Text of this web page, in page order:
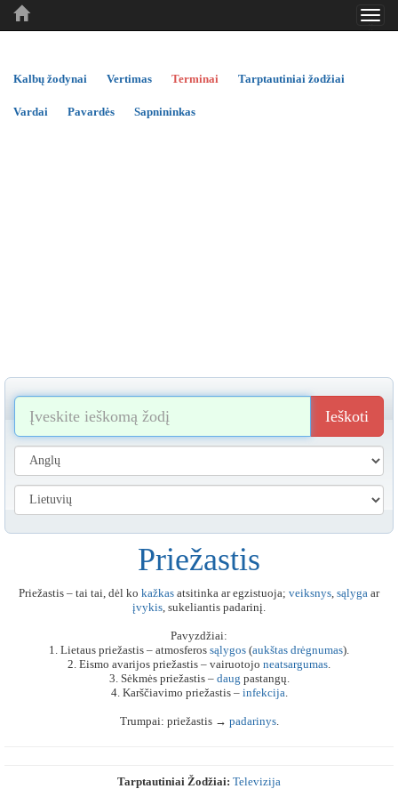
..
..
Kalbų žodynai Vertimas Terminai Tarptautiniai žodžiai
Vardai Pavardės Sapnininkas
Ieškoti
Priežastis
Priežastis – tai tai, dėl ko kažkas atsitinka ar egzistuoja; veiksnys, sąlyga ar
įvykis, sukeliantis padarinį.
Pavyzdžiai:
1. Lietaus priežastis – atmosferos sąlygos (aukštas drėgnumas).
2. Eismo avarijos priežastis – vairuotojo neatsargumas.
3. Sėkmės priežastis – daug pastangų.
4. Karščiavimo priežastis – infekcija.
Trumpai: priežastis → padarinys.
Tarptautiniai Žodžiai: Televizija